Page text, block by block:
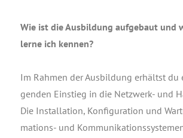
Wie ist die Aus­bil­dung auf­ge­baut und
ler­ne ich kennen?
Im Rah­men der Aus­bil­dung erhältst
gen­den Ein­stieg in die Netz­werk- und
Die Instal­la­ti­on, Kon­fi­gu­ra­ti­on und
ma­ti­ons- und